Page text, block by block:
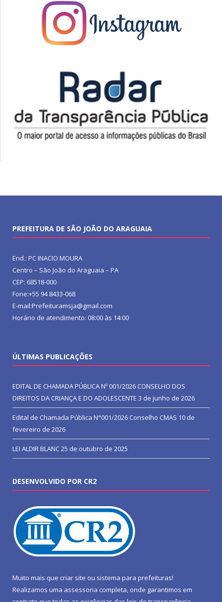
PREFEITURA DE SÃO JOÃO DO ARAGUAIA
End.: PC INACIO MOURA
Centro – São João do Araguaia – PA
CEP: 68518-000
Fone:+55 94 8433-068
E-mail:Prefeituramsja@gmail.com
Horário de atendimento: 08:00 às 14:00
ÚLTIMAS PUBLICAÇÕES
EDITAL DE CHAMADA PÚBLICA Nº 001/2026 CONSELHO DOS
DIREITOS DA CRIANÇA E DO ADOLESCENTE 3 de junho de 2026
Edital de Chamada Pública N°001/2026 Conselho CMAS 10 de
fevereiro de 2026
LEI ALDIR BLANC25 de outubro de 2025
DESENVOLVIDO POR CR2
Muito mais que criar site ou sistema para prefeituras!
Realizamos uma assessoria completa, onde garantimos em